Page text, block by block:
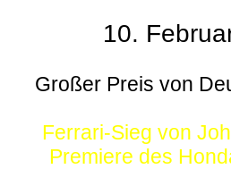
10.
Großer Preis von
Ferrari-Sieg von
Premiere des